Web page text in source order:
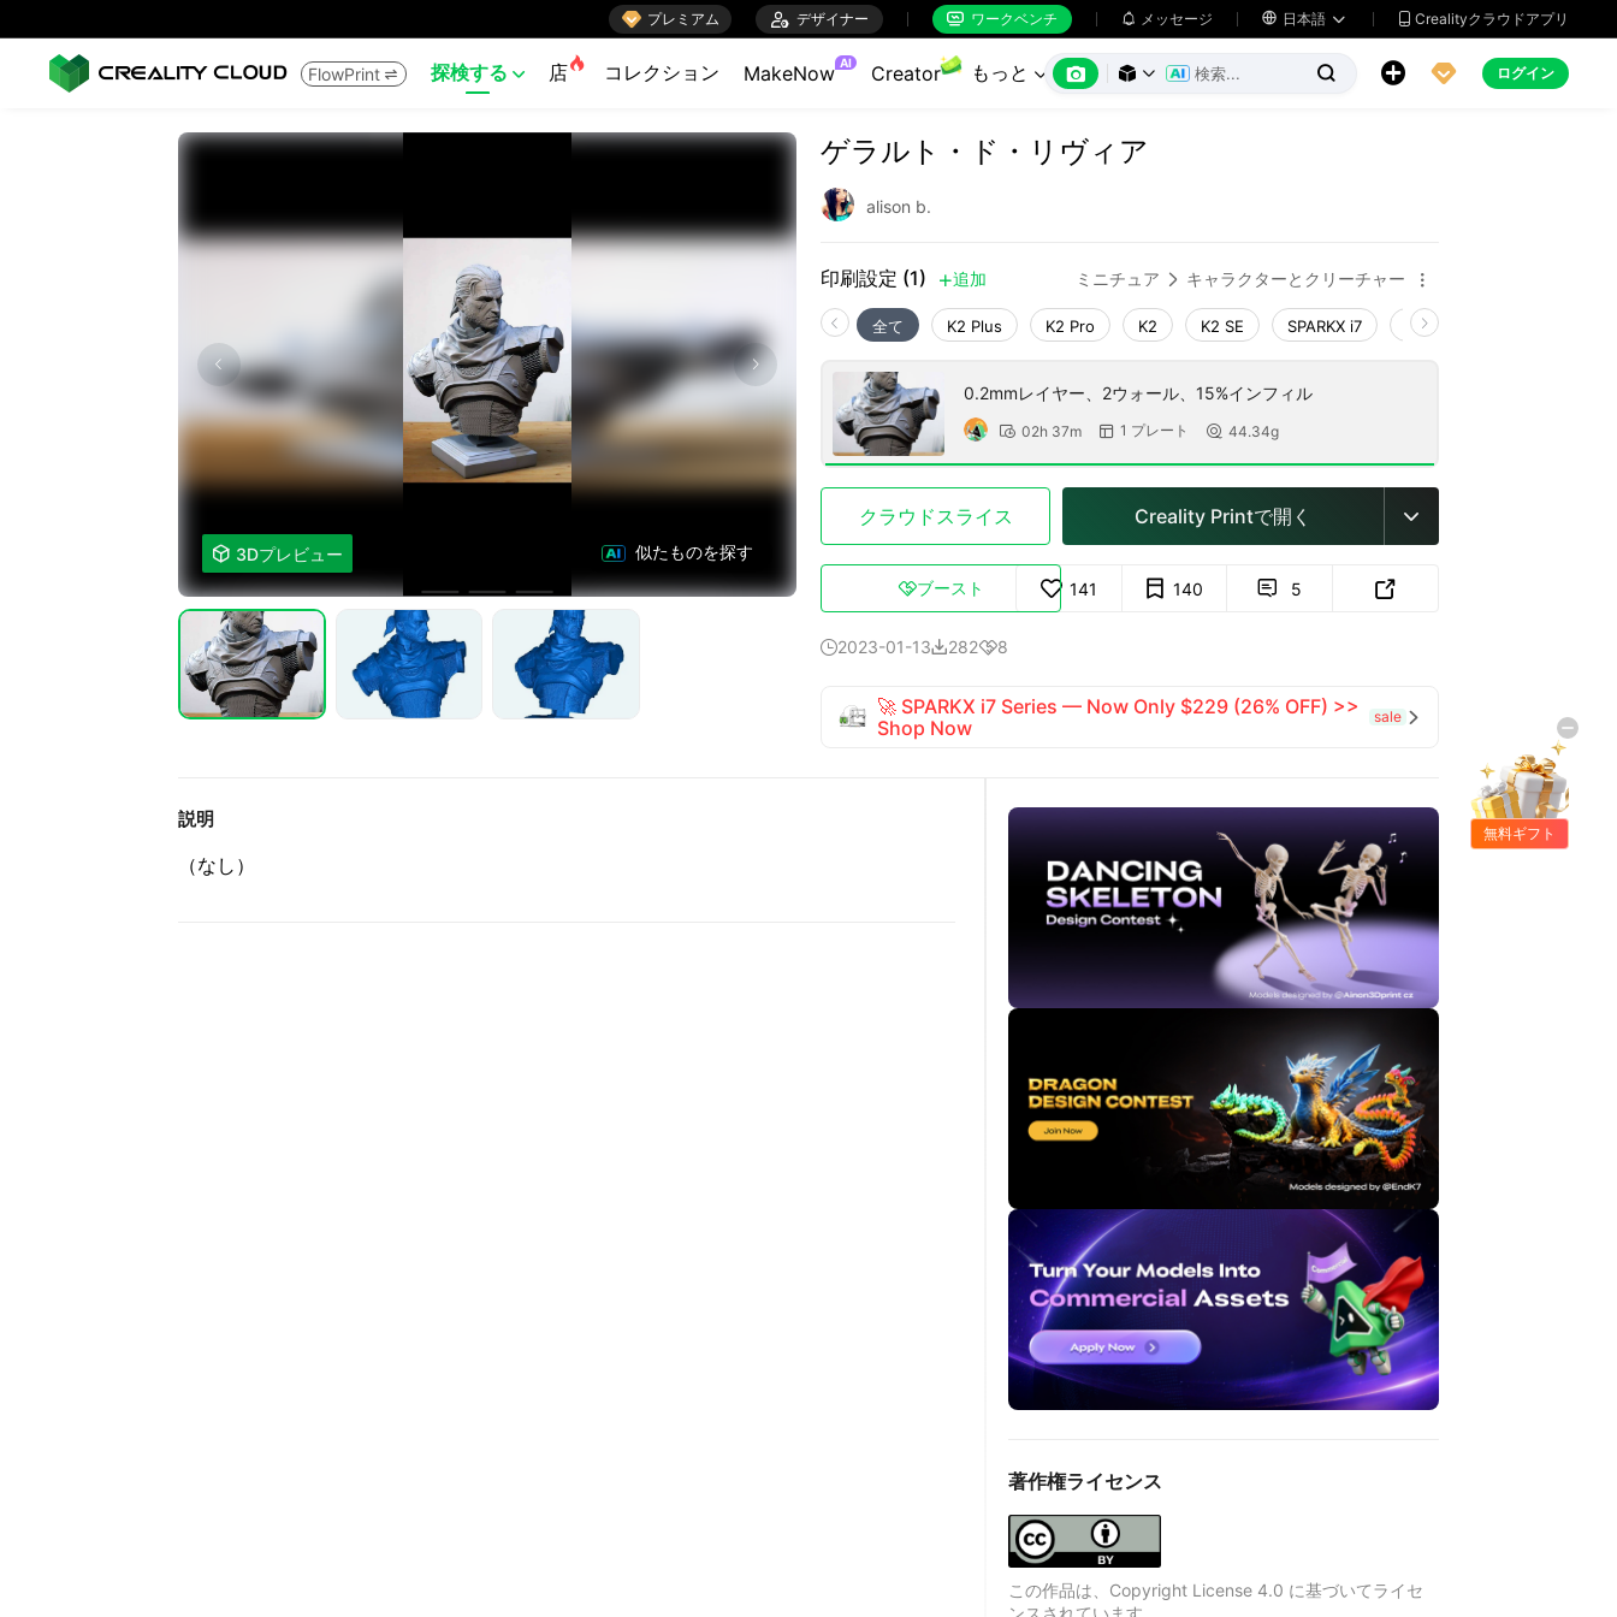
 プレミアム  デザイナー  ワークベンチ  メッセージ  日本語   Crealityクラウドアプリ
FlowPrint  探検する  店 コレクション MakeNow AI Creator もっと        ログイン
 3Dプレビュー 似たものを探す
ゲラルト・ド・リヴィア
alison b.
印刷設定 (1) 追加 ミニチュア  キャラクターとクリーチャー 
全て K2 Plus K2 Pro K2 K2 SE SPARKX i7 Creality Hi
0.2mmレイヤー、2ウォール、15%インフィル
 02h 37m  1 プレート  44.34g
クラウドスライス Creality Printで開く 
ブースト 141 140  5 
2023-01-132828
🚀 SPARKX i7 Series — Now Only $229 (26% OFF) >>
Shop Now
sale 
説明
（なし）
著作権ライセンス
この作品は、Copyright License 4.0 に基づいてライセ
無料ギフト